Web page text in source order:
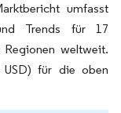
umfasst
Trends für 17
weltweit.
für die oben